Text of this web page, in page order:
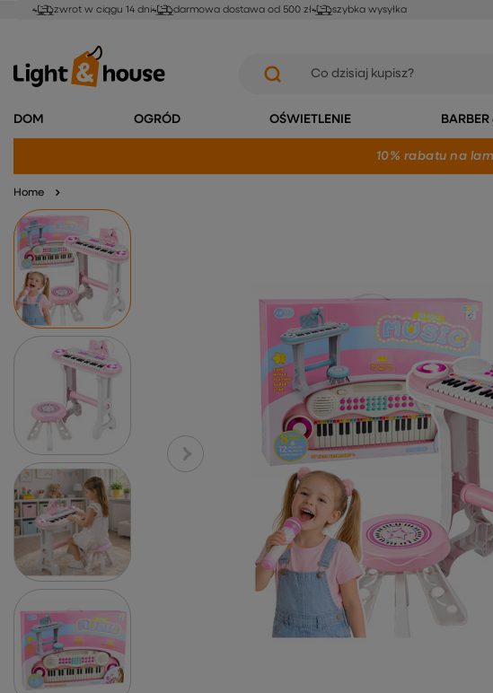
zwrot w ciągu 14 dni darmowa dostawa od 500 zł szybka wysyłka
DOM OGRÓD OŚWIETLENIE
10% rabatu na
Home